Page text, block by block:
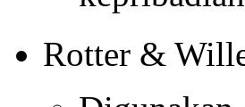
Rotter &